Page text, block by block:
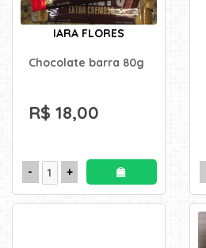
IARA FLORES
Chocolate barra 80g
R$ 18,00